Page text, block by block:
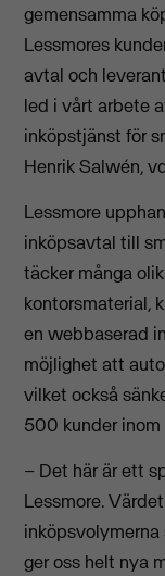
gemensamma
Lessmores
avtal och
led i vårt arbete
inköpstjänst för
Henrik Salwén,
Lessmore
inköpsavtal till
täcker många
kontorsmaterial,
en webbaserad
möjlighet att
vilket också
500 kunder inom
– Det här är ett
Lessmore.
ger oss helt nya